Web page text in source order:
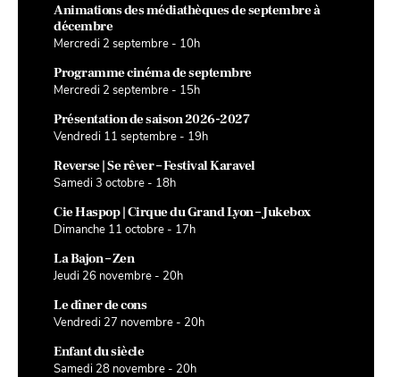
Animations des médiathèques de septembre à
décembre
Mercredi 2 septembre - 10h
Programme cinéma de septembre
Mercredi 2 septembre - 15h
Présentation de saison 2026-2027
Vendredi 11 septembre - 19h
Reverse | Se rêver – Festival Karavel
Samedi 3 octobre - 18h
Cie Haspop | Cirque du Grand Lyon – Jukebox
Dimanche 11 octobre - 17h
La Bajon – Zen
Jeudi 26 novembre - 20h
Le dîner de cons
Vendredi 27 novembre - 20h
Enfant du siècle
Samedi 28 novembre - 20h